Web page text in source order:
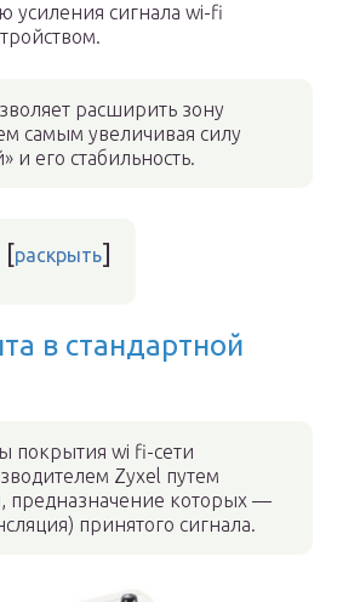
усиления сигнала wi-fi
расширить зону
самым увеличивая силу
и его стабильность.
[раскрыть]
в стандартной
покрытия wi fi-сети
Zyxel путем
предназначение которых —
принятого сигнала.